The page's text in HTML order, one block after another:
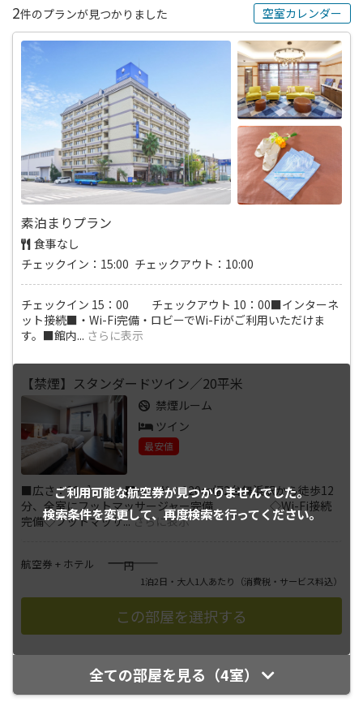
2件のプランが見つかりました 空室カレンダー
素泊まりプラン
食事なし
チェックイン：15:00 チェックアウト：10:00
チェックイン 15：00 チェックアウト 10：00■インターネ
ット接続■・Wi-Fi完備・ロビーでWi-Fiがご利用いただけま
す。■館内... さらに表示
ご利用可能な航空券が見つかりませんでした。
検索条件を変更して、再度検索を行ってください。
【禁煙】スタンダードツイン／20平米
禁煙ルーム
ツイン
最安値
■広さ：20㎡ ■ベッド：120㎝幅2台舞浜駅から徒歩12
分、全室にフットマッサージャー完備 ◇Wi-Fi接続
完備◇フットマッサ... さらに表示
航空券 + ホテル ――――円
1泊2日・大人1人あたり （消費税・サービス料込）
全ての部屋を見る（4室）